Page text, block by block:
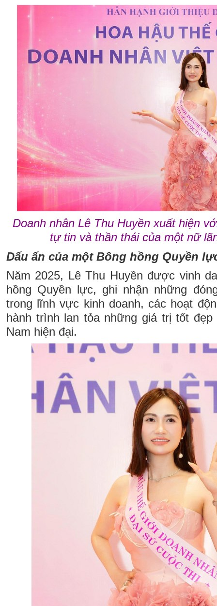
Doanh nhân Lê Thu Huyền xuất hiện
tự tin và thần thái của một nữ
Dấu ấn của một Bông hồng Quyền
Năm 2025, Lê Thu Huyền được vinh
hồng Quyền lực, ghi nhận những
trong lĩnh vực kinh doanh, các hoạt
hành trình lan tỏa những giá trị tốt
Nam hiện đại.